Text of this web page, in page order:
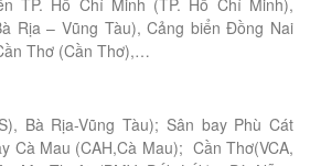
Rịa – Vũng Tàu), Cảng biển Đồng Nai
Thơ (Cần Thơ),…
Bà Rịa-Vũng Tàu); Sân bay Phù Cát
Cà Mau (CAH,Cà Mau); Cần Thơ(VCA,